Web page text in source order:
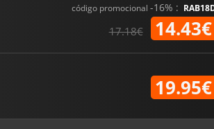
código promocional -16% :
17.18€ 14.43€
19.95€